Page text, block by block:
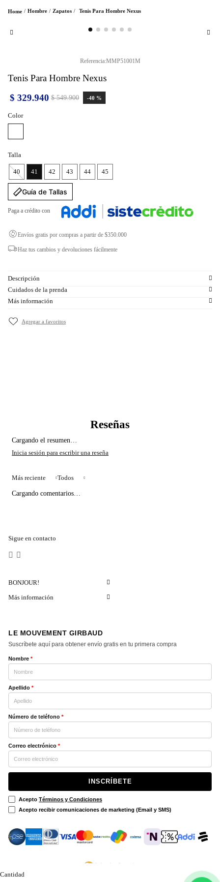
Hombre Zapatos Tenis Para Hombre Nexus
Referencia:MMP51001M
Tenis Para Hombre Nexus
$ 549.900
$ 329.940 -40 %
Color
Talla
40 41 42 43 44 45
Guía de Tallas
Cantidad
Paga a crédito con
Envíos gratis por compras a partir de $350.000
Haz tus cambios y devoluciones fácilmente
Descripción
Cuidados de la prenda
Más información
Cargando el resumen…
Más reciente Todos
Cargando comentarios…
Sigue en contacto
BONJOUR!
Más información
LE MOUVEMENT GIRBAUD
Suscríbete aquí para obtener envío gratis en tu primera compra
Nombre *
Apellido *
Número de teléfono *
Correo electrónico *
INSCRÍBETE
Acepto Términos y Condiciones
Acepto recibir comunicaciones de marketing (Email y SMS)